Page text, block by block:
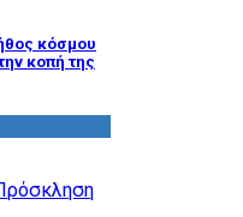
κόσμου
κοπή της